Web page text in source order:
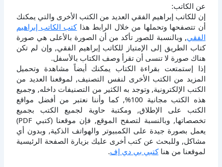
عن الكاتب:
إن للكاتب إبراهيم الفقي العديد من الكتب الأخرى والتي يمكنك
أن تتصفحها وتحملها من خلال الرابط هذاكتب الكاتب إبراهيم
الفقي, وبالنسبة للصور تأكد من أن الصورة بالأعلى هي صورة
كتاب الطريق إلى الإمتياز للكاتب إبراهيم الفقي, وإن لم تكن
هناك صورة لا تنسى أن تقرأ وصف الكتاب بالأسفل.
إذا إستمتعت بقراءة الكتاب يمكنك أيضاً مشاهدة وتحميل
المزيد من الكتب الأخرى لنفس التصنيف, لموقعنا العديد من
الكتب الإلكترونية, وتوجد به الكثير من التصنيفات داخله, وجميع
هذه الكتب مجانية 100%, كما وأننا نعتبر من أفضل مواقع
الكتب على الإطلاق, ومكتبة حاوية لجميع الكتب بجميع
تخصصاتها, وبالنسبة لتصفح الموقع, فإن موقعنا (كتبي PDF)
يعمل بصورة جيدة على الكمبيوتر والهواتف الذكية, وبدون أي
مشاكل, وللبحث عن كتب أخرى عليك بزيارة الصفحة الرئيسية
لموقعنا من هناكتبي بي دي إف.